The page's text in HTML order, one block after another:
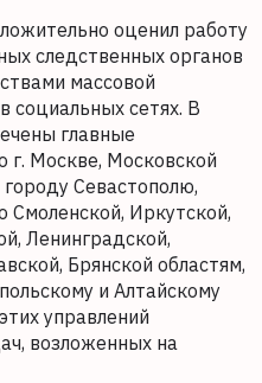
оценил работу
следственных органов
массовой
сетях. В
главные
г. Москве, Московской
Севастополю,
Смоленской, Иркутской,
Ленинградской,
Брянской областям,
и Алтайскому
управлений
возложенных на